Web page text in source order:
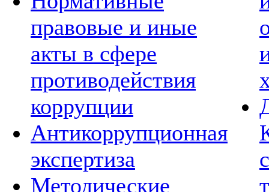
правовые и иные
акты в сфере
противодействия
коррупции
Антикоррупционная
экспертиза
Методические